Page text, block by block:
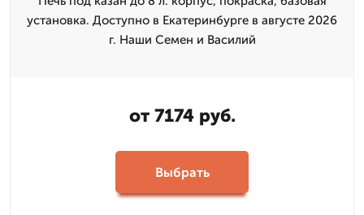
установка. Доступно в Екатеринбурге в августе 2026
г. Наши Семен и Василий
от 7174 руб.
Выбрать